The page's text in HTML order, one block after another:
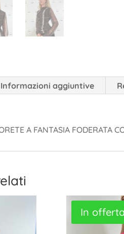
Informazioni aggiuntive
A FANTASIA FODERATA
In